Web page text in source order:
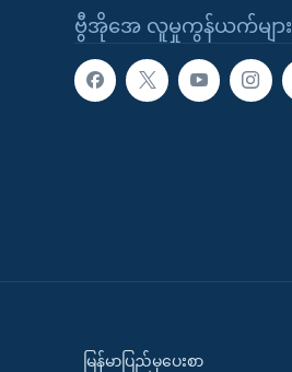
ဗွီအိုအေ လူမှုကွန်ယက်များ
မြန်မာပြည်မှပေးစာ